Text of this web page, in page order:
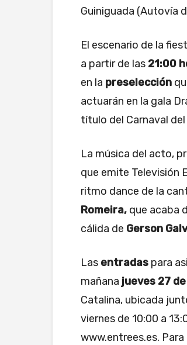
Guiniguada (Autovía
El escenario de la
a partir de las 21:00
en la preselección
actuarán en la gala
título del Carnaval
La música del acto,
que emite Televisión
ritmo dance de la
Romeira, que acaba
cálida de Gerson
Las entradas para
mañana jueves 27
Catalina, ubicada
viernes de 10:00 a
www.entrees.es.